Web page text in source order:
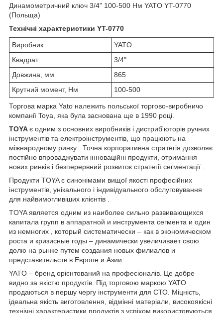
Динамометричний ключ 3/4" 100-500 Нм YATO YT-0770
(Польща)
Технічні характеристики YT-0770
Виробник
YATO
Квадрат
3/4"
Довжина, мм
865
Крутний момент, Нм
100-500
Торгова марка Yato належить польської торгово-виробничо
компанії Toya, яка була заснована ще в 1990 році.
TOYAє одним з основних виробників і дистриб'юторів ручних
інструментів та електроінструментів, що працюють на
міжнародному ринку . Точна корпоративна стратегія дозволяє
постійно впроваджувати інноваційні продукти, отримання
нових ринків і безперервний розвиток стратегії сегментації .
Продукти TOYA є синонімами вищої якості професійних
інструментів, унікального і індивідуального обслуговування
для найвимогливіших клієнтів .
TOYA является одним из наиболее сильно развивающихся
капитала групп в аппаратной и инструмента сегмента и один
из немногих , который систематически – как в экономическом
роста и кризисные годы – динамически увеличивает свою
долю на рынке путем создания новых филиалов и
представительств в Европе и Азии .
YATO – бренд орієнтований на професіоналів. Це добре
видно за якістю продуктів. Під торговою маркою YATO
продаються в першу чергу інструменти для СТО. Міцність,
ідеальна якість виготовлення, відмінні матеріали, високоякісні
технічні характеристики продуктів з успіхом використовуються